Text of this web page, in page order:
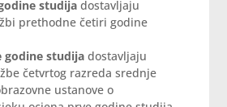
studija dostavljaju
prethodne četiri godine
godine studija dostavljaju
četvrtog razreda srednje
ustanove o